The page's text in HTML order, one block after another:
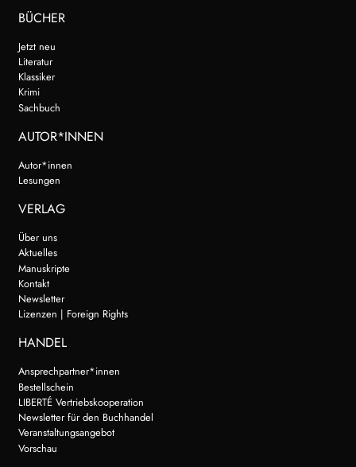
BÜCHER
Jetzt neu
Literatur
Klassiker
Krimi
Sachbuch
AUTOR*INNEN
Autor*innen
Lesungen
VERLAG
Über uns
Aktuelles
Manuskripte
Kontakt
Newsletter
Lizenzen | Foreign Rights
HANDEL
Ansprechpartner*innen
Bestellschein
LIBERTÉ Vertriebskooperation
Newsletter für den Buchhandel
Veranstaltungsangebot
Vorschau